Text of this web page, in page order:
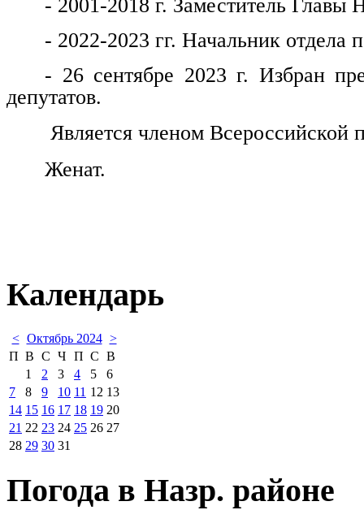
- 2001-2018 г. Заместитель Главы
- 2022-2023 гг. Начальник
- 26 сентябре 2023 г. Избран
депутатов.
Является членом Всероссийской
Женат.
Календарь
< Октябрь 2024 >
П В С Ч П С В
1
2 3 4 5
6
7
8 9 10 11 12 13
14 15 16 17 18 19 20
21 22 23 24 25 26 27
28 29 30 31
Погода в Назр. районе